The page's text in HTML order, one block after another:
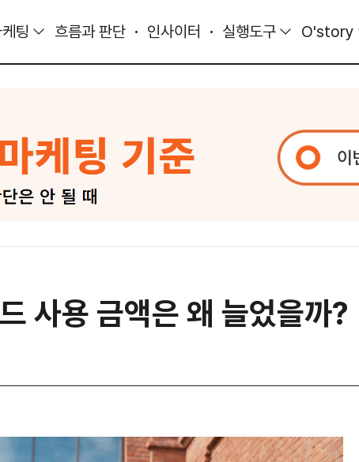
팅 흐름과 판단 인사이터 실행도구 O'story
사용 금액은 왜 늘었을까?